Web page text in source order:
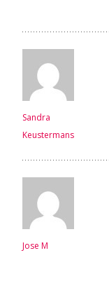
Sandra
Keustermans
Jose M